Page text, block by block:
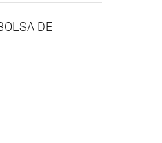
DE